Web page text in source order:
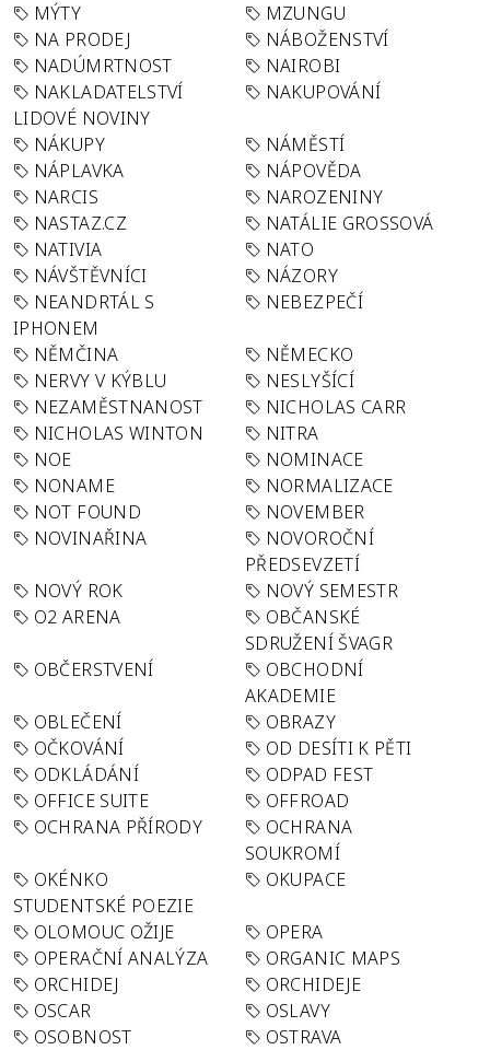
MÝTY
MZUNGU
NA PRODEJ
NÁBOŽENSTVÍ
NADÚMRTNOST
NAIROBI
NAKLADATELSTVÍ
LIDOVÉ NOVINY
NAKUPOVÁNÍ
NÁKUPY
NÁMĚSTÍ
NÁPLAVKA
NÁPOVĚDA
NARCIS
NAROZENINY
NASTAZ.CZ
NATÁLIE GROSSOVÁ
NATIVIA
NATO
NÁVŠTĚVNÍCI
NÁZORY
NEANDRTÁL S
IPHONEM
NEBEZPEČÍ
NĚMČINA
NĚMECKO
NERVY V KÝBLU
NESLYŠÍCÍ
NEZAMĚSTNANOST
NICHOLAS CARR
NICHOLAS WINTON
NITRA
NOE
NOMINACE
NONAME
NORMALIZACE
NOT FOUND
NOVEMBER
NOVINAŘINA
NOVOROČNÍ
PŘEDSEVZETÍ
NOVÝ ROK
NOVÝ SEMESTR
O2 ARENA
OBČANSKÉ
SDRUŽENÍ ŠVAGR
OBČERSTVENÍ
OBCHODNÍ
AKADEMIE
OBLEČENÍ
OBRAZY
OČKOVÁNÍ
OD DESÍTI K PĚTI
ODKLÁDÁNÍ
ODPAD FEST
OFFICE SUITE
OFFROAD
OCHRANA PŘÍRODY
OCHRANA
SOUKROMÍ
OKÉNKO
STUDENTSKÉ POEZIE
OKUPACE
OLOMOUC OŽIJE
OPERA
OPERAČNÍ ANALÝZA
ORGANIC MAPS
ORCHIDEJ
ORCHIDEJE
OSCAR
OSLAVY
OSOBNOST
OSTRAVA